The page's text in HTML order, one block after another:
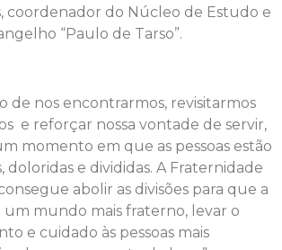
coordenador do Núcleo de Estudo e
“Paulo de Tarso”.
de nos encontrarmos, revisitarmos
e reforçar nossa vontade de servir,
momento em que as pessoas estão
doloridas e divididas. A Fraternidade
abolir as divisões para que a
mundo mais fraterno, levar o
e cuidado às pessoas mais